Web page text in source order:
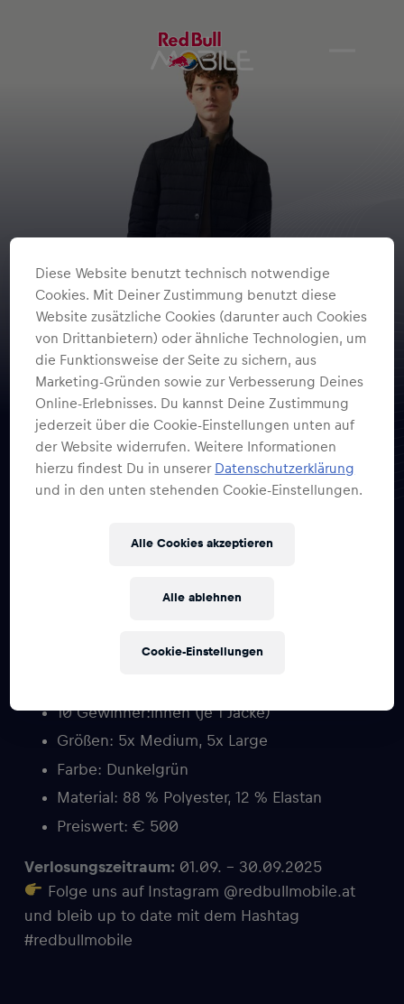
10×1 AlphaTauri Herren
Jacke
10 Gewinner:innen (je 1 Jacke)
Größen: 5x Medium, 5x Large
Farbe: Dunkelgrün
Material: 88 % Polyester, 12 % Elastan
Preiswert: € 500
Verlosungszeitraum: 01.09. – 30.09.2025
Folge uns auf Instagram @redbullmobile.at
und bleib up to date mit dem Hashtag
#redbullmobile
Diese Website benutzt technisch notwendige
Cookies. Mit Deiner Zustimmung benutzt diese
Website zusätzliche Cookies (darunter auch Cookies
von Drittanbietern) oder ähnliche Technologien, um
die Funktionsweise der Seite zu sichern, aus
Marketing-Gründen sowie zur Verbesserung Deines
Online-Erlebnisses. Du kannst Deine Zustimmung
jederzeit über die Cookie-Einstellungen unten auf
der Website widerrufen. Weitere Informationen
hierzu findest Du in unserer Datenschutzerklärung
und in den unten stehenden Cookie-Einstellungen.
Alle ablehnen
Alle Cookies akzeptieren
Cookie-Einstellungen